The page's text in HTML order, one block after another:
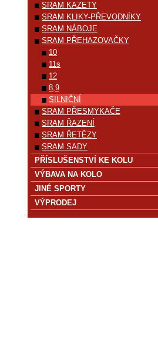
SRAM KAZETY
SRAM KLIKY-PŘEVODNÍKY
SRAM NÁBOJE
SRAM PŘEHAZOVAČKY
10
11s
12
8,9
SILNIČNÍ
SRAM PŘESMYKAČE
SRAM ŘAZENÍ
SRAM ŘETĚZY
SRAM SADY
PŘÍSLUŠENSTVÍ KE KOLU
VÝBAVA NA KOLO
JINÉ SPORTY
VÝPRODEJ